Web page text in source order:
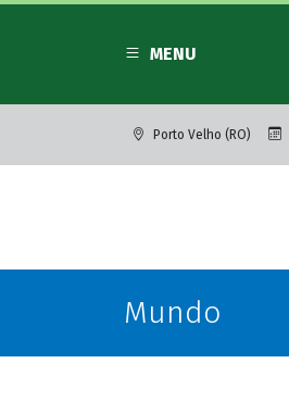
MENU
Porto Velho (RO)
Mundo